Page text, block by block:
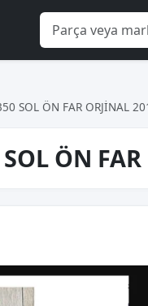
SOL ÖN FAR ORJİNAL
ÖN